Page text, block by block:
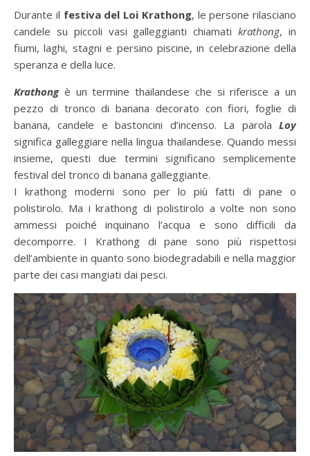
Durante il festiva del Loi Krathong, le persone rilasciano
candele su piccoli vasi galleggianti chiamati krathong, in
fiumi, laghi, stagni e persino piscine, in celebrazione della
speranza e della luce.
Krathong è un termine thailandese che si riferisce a un
pezzo di tronco di banana decorato con fiori, foglie di
banana, candele e bastoncini d’incenso. La parola Loy
significa galleggiare nella lingua thailandese. Quando messi
insieme, questi due termini significano semplicemente
festival del tronco di banana galleggiante.
I krathong moderni sono per lo più fatti di pane o
polistirolo. Ma i krathong di polistirolo a volte non sono
ammessi poiché inquinano l’acqua e sono difficili da
decomporre. I Krathong di pane sono più rispettosi
dell’ambiente in quanto sono biodegradabili e nella maggior
parte dei casi mangiati dai pesci.